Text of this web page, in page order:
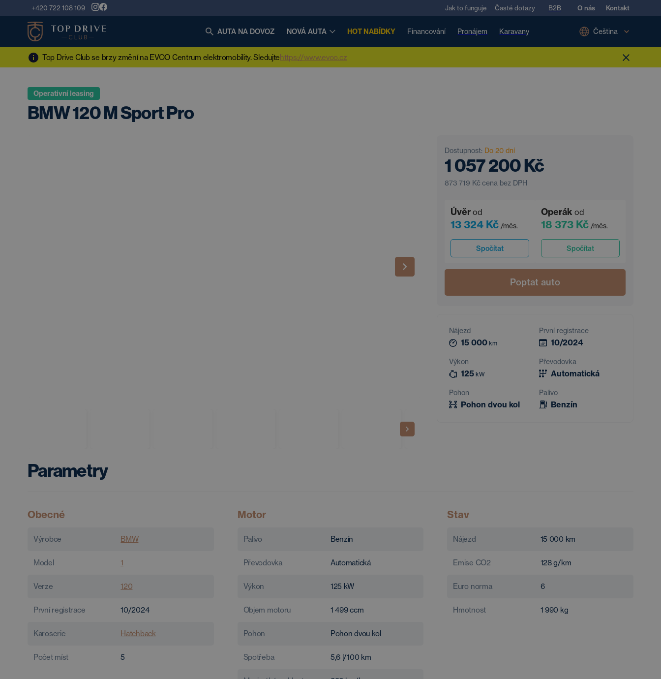
+420 722 108 109 Jak to funguje Časté dotazy B2B O nás Kontakt
AUTA NA DOVOZ NOVÁ AUTA HOT NABÍDKY Financování Pronájem Karavany Čeština
Top Drive Club se brzy změní na EVOO Centrum elektromobility. Sledujtehttps://www.evoo.cz
Operativní leasing
BMW 120 M Sport Pro
Dostupnost: Do 20 dní
1 057 200 Kč
873 719 Kč cena bez DPH
Úvěr od
13 324 Kč /měs.
Spočítat
Operák od
18 373 Kč /měs.
Spočítat
Poptat auto
Nájezd
15 000 km
První registrace
10/2024
Výkon
125 kW
Převodovka
Automatická
Pohon
Pohon dvou kol
Palivo
Benzín
Parametry
Obecné
Výrobce BMW
Model 1
Verze 120
První registrace 10/2024
Karoserie Hatchback
Počet míst 5
Motor
Palivo Benzín
Převodovka Automatická
Výkon 125 kW
Objem motoru 1 499ccm
Pohon Pohon dvou kol
Spotřeba 5,6 l/100 km
Stav
Nájezd 15 000 km
Emise CO2 128g/km
Euro norma 6
Hmotnost 1 990 kg